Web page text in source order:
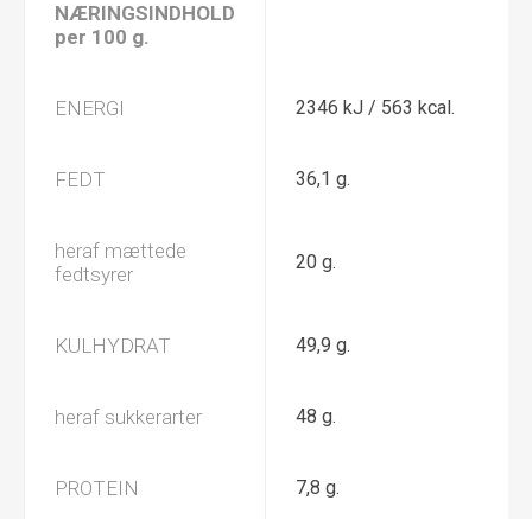
NÆRINGSINDHOLD
per 100 g.
ENERGI 2346 kJ / 563 kcal.
FEDT 36,1 g.
heraf mættede
fedtsyrer
20 g.
KULHYDRAT 49,9 g.
heraf sukkerarter 48 g.
PROTEIN 7,8 g.